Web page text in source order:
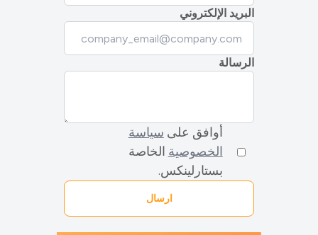
البريد الإلكتروني
الرسالة
أوافق على سياسة
الخصوصية الخاصة
بستارلينكس.